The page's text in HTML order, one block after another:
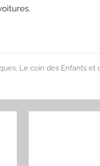
, Le coin des Enfants et